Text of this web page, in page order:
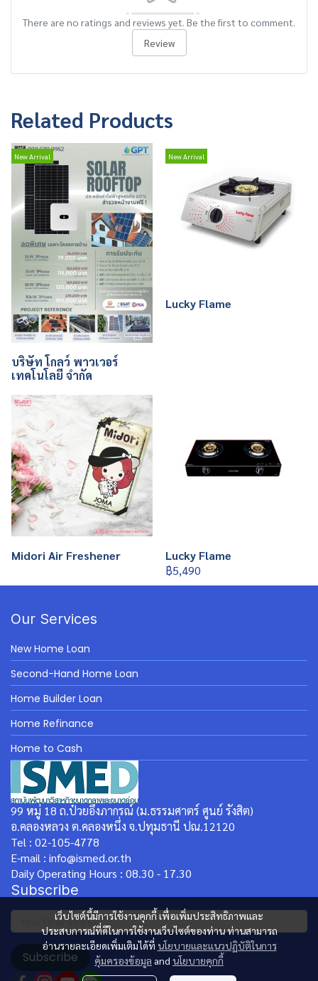
There are no ratings and reviews yet. Be the first to comment.
Review
Related Products
New Arrival
บริษัท โกลว์ พาวเวอร์
เทคโนโลยี จำกัด
New Arrival
Lucky Flame
Midori Air Freshener
Lucky Flame
฿5,490
เว็บไซต์นี้มีการใช้งานคุกกี้ เพื่อเพิ่มประสิทธิภาพและ
ประสบการณ์ที่ดีในการใช้งานเว็บไซต์ของท่าน ท่านสามารถ
อ่านรายละเอียดเพิ่มเติมได้ที่ นโยบายและแนวปฏิบัติในการ
คุ้มครองข้อมูล and นโยบายคุกกี้
Our Services
New Home Loan
Second-Hand Home Loan
Home Builder Loan
Home Refinance
Home to Cash
99 หมู่ 18 ถ.ป๋วยอึ๊งภากรณ์ (ม.ธรรมศาตร์ ศูนย์ รังสิต)
อ.คลองหลวง ต.คลองหนึ่ง จ.ปทุมธานี ปณ.12120
Tel : 02-105-4778
E-mail : info@ismed.or.th
Daily Operating Hours : 08.30 - 17.30
Subscribe
Subscribe